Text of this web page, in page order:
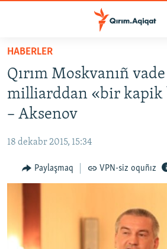
Esas
qaytmaq
Baş
navigatsiyağa
qaytmaq
Qıdıruvğa
SİYASET
İQTİSADİYAT
MEDENİYET
İNSAN AQLARI
BLOGLAR
HABERLER
Qırım Moskvanıñ
milliarddan «bir kapik
– Aksenov
18 dekabr 2015, 15:34
Paylaşmaq VPN-siz oquñız